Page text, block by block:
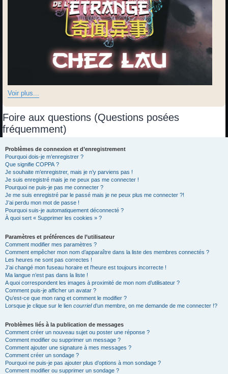
Voir plus...
Foire aux questions (Questions posées
fréquemment)
Problèmes de connexion et d’enregistrement
Pourquoi dois-je m’enregistrer ?
Que signifie COPPA ?
Je souhaite m’enregistrer, mais je n’y parviens pas !
Je suis enregistré mais je ne peux pas me connecter !
Pourquoi ne puis-je pas me connecter ?
Je me suis enregistré par le passé mais je ne peux plus me connecter ?!
J’ai perdu mon mot de passe !
Pourquoi suis-je automatiquement déconnecté ?
À quoi sert « Supprimer les cookies » ?
Paramètres et préférences de l’utilisateur
Comment modifier mes paramètres ?
Comment empêcher mon nom d’apparaître dans la liste des membres connectés ?
Les heures ne sont pas correctes !
J’ai changé mon fuseau horaire et l’heure est toujours incorrecte !
Ma langue n’est pas dans la liste !
A quoi correspondent les images à proximité de mon nom d’utilisateur ?
Comment puis-je afficher un avatar ?
Qu’est-ce que mon rang et comment le modifier ?
Lorsque je clique sur le lien courrield’un membre, on me demande de me connecter !?
Problèmes liés à la publication de messages
Comment créer un nouveau sujet ou poster une réponse ?
Comment modifier ou supprimer un message ?
Comment ajouter une signature à mes messages ?
Comment créer un sondage ?
Pourquoi ne puis-je pas ajouter plus d’options à mon sondage ?
Comment modifier ou supprimer un sondage ?